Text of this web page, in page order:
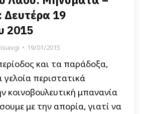
Δευτέρα 19
2015
19/01/2015
και τα παράδοξα,
γελοία περιστατικά
κοινοβουλευτική μπανανία
με την απορία, γιατί να